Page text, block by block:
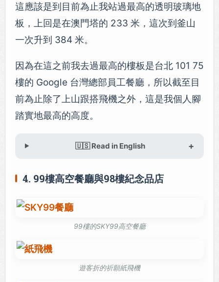
這應該是到目前為止我站過最高的透明玻璃地
板，上回是在澳門塔的 233 米，這次到釜山
一次升到 384 米。
因為在這之前我去過最高的樓板是台北 101 75
樓的 Google 台灣總部員工餐廳，所以截至目
前為止除了上山跟搭飛機之外，這是我個人腳
踏實地最高的高度。
🇺🇸 Read in English
4. 99樓高空餐廳與98樓紀念品店
99樓的SKY99高空餐廳
遊客折的祈願紙飛機